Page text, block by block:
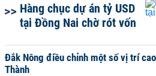
Hàng chục dự án tỷ USD
tại Đồng Nai chờ rót vốn
Đắk Nông điều chỉnh một số vị trí
Thành